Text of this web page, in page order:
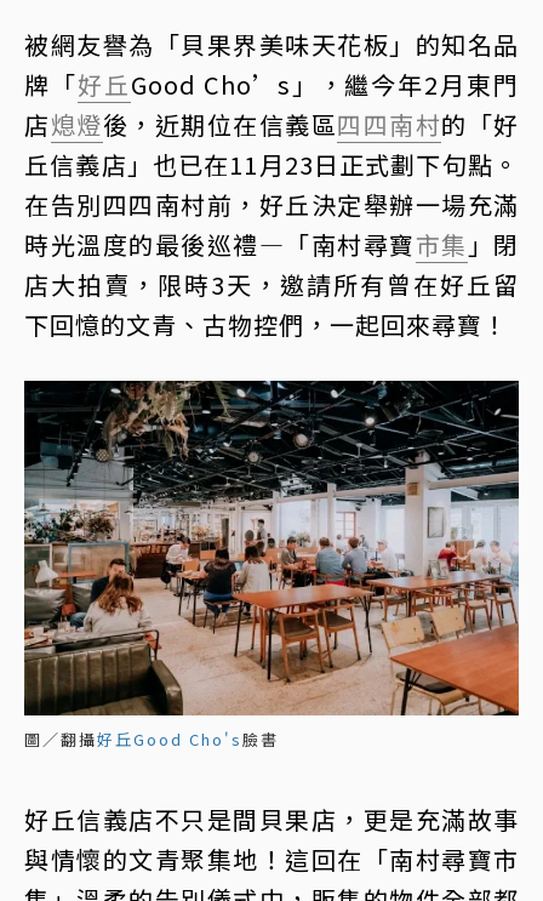
被網友譽為「貝果界美味天花板」的知名品
牌「好丘Good Cho’s」，繼今年2月東門
店熄燈後，近期位在信義區四四南村的「好
丘信義店」也已在11月23日正式劃下句點。
在告別四四南村前，好丘決定舉辦一場充滿
時光溫度的最後巡禮—「南村尋寶市集 」閉
店大拍賣，限時3天，邀請所有曾在好丘留
下回憶的文青、古物控們，一起回來尋寶！
圖／翻攝好丘Good Cho's臉書
好丘信義店不只是間貝果店，更是充滿故事
與情懷的文青聚集地！這回在「南村尋寶市